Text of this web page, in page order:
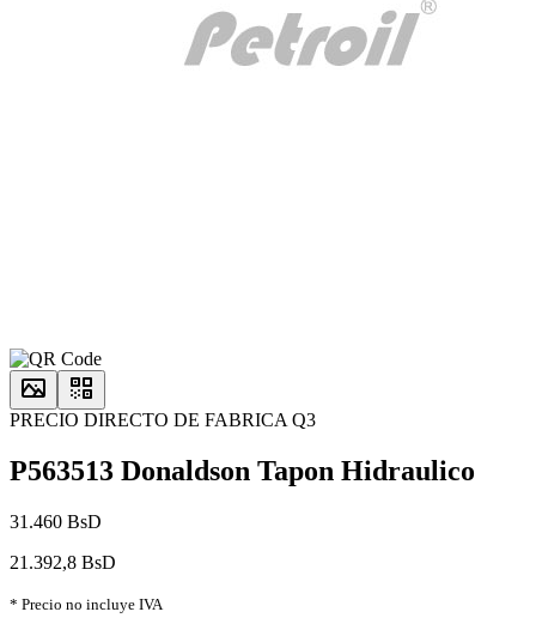
PRECIO DIRECTO DE FABRICA Q3
P563513 Donaldson Tapon Hidraulico
31.460 BsD
21.392,8 BsD
* Precio no incluye IVA